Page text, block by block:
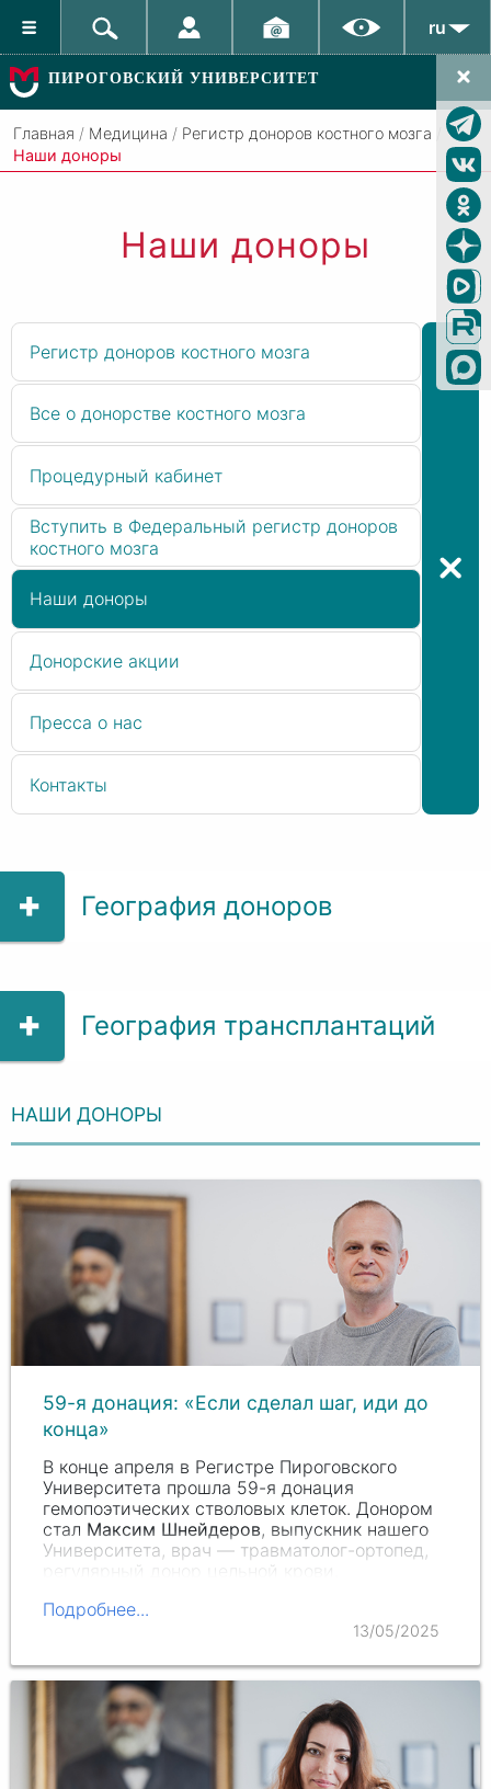
ru
ПИРОГОВСКИЙ УНИВЕРСИТЕТ
Главная / Медицина / Регистр доноров костного мозга
Наши доноры
Наши доноры
Регистр доноров костного мозга
Все о донорстве костного мозга
Процедурный кабинет
Вступить в Федеральный регистр доноров
костного мозга
Наши доноры
Донорские акции
Пресса о нас
Контакты
География доноров
География трансплантаций
НАШИ ДОНОРЫ
59-я донация: «Если сделал шаг, иди до
конца»
В конце апреля в Регистре Пироговского
Университета прошла 59-я донация
гемопоэтических стволовых клеток. Донором
стал Максим Шнейдеров, выпускник нашего
Университета, врач — травматолог-ортопед,
регулярный донор цельной крови.
Подробнее...
13/05/2025